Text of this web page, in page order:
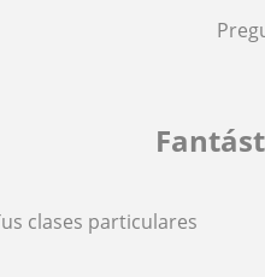
clases particulares